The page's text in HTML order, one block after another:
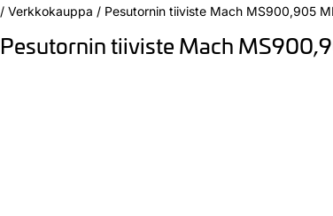
/ Verkkokauppa / Pesutornin tiiviste Mach MS900,905
Pesutornin tiiviste Mach